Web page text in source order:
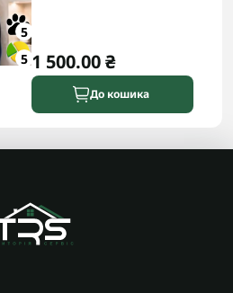
5
5 1 500.00 ₴
До кошика